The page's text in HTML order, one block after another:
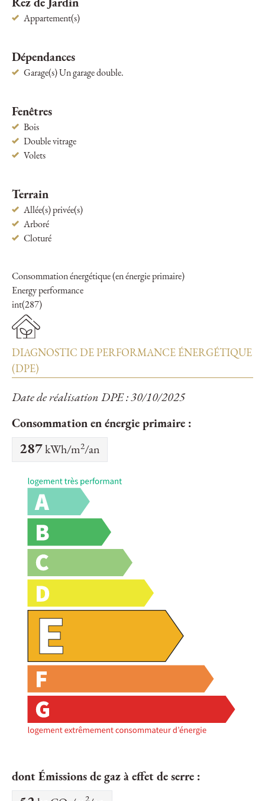
Rez de Jardin
Appartement(s)
Dépendances
Garage(s) Un garage double.
Fenêtres
Bois
Double vitrage
Volets
Terrain
Allée(s) privée(s)
Arboré
Cloturé
Consommation énergétique (en énergie primaire)
Energy performance
int(287)
DIAGNOSTIC DE PERFORMANCE ÉNERGÉTIQUE
(DPE)
Date de réalisation DPE : 30/10/2025
Consommation en énergie primaire :
287 kWh/m2/an
dont Émissions de gaz à effet de serre :